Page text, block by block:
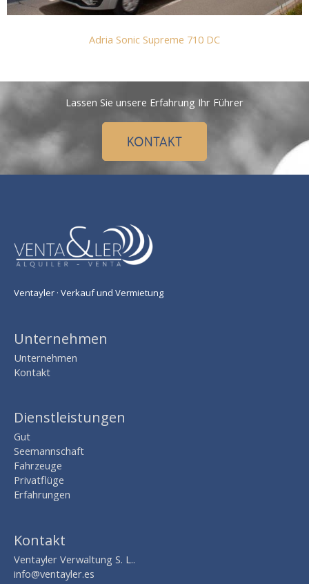
Adria Sonic Supreme 710 DC
Lassen Sie unsere Erfahrung Ihr Führer
KONTAKT
Ventayler · Verkauf und Vermietung
Unternehmen
Unternehmen
Kontakt
Dienstleistungen
Gut
Seemannschaft
Fahrzeuge
Privatflüge
Erfahrungen
Kontakt
Ventayler Verwaltung S. L..
info@ventayler.es